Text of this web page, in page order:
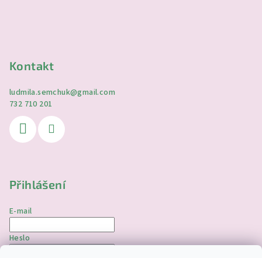
Kontakt
ludmila.semchuk@gmail.com
732 710 201
Přihlášení
E-mail
Heslo